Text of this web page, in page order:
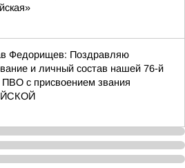
Федорищев: Поздравляю
и личный состав нашей 76-й
ПВО с присвоением звания